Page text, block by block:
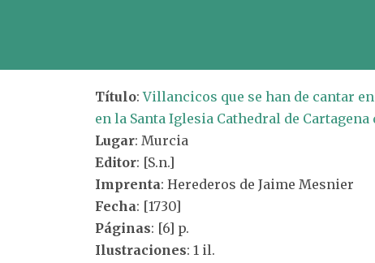
Título:Villancicos que se han de cantar
en la Santa Iglesia Cathedral de Cartagena
Lugar: Murcia
Editor: [S.n.]
Imprenta: Herederos de Jaime Mesnier
Fecha: [1730]
Páginas: [6] p.
Ilustraciones: 1 il.